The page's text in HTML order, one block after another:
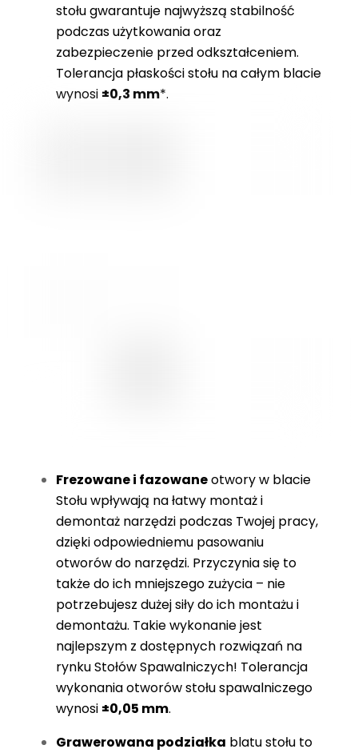
stołu gwarantuje najwyższą stabilność
podczas użytkowania oraz
zabezpieczenie przed odkształceniem.
Tolerancja płaskości stołu na całym blacie
wynosi ±0,3 mm*.
Frezowanei fazowaneotwory w blacie
Stołu wpływają na łatwy montaż i
demontaż narzędzi podczas Twojej pracy,
dzięki odpowiedniemu pasowaniu
otworów do narzędzi. Przyczynia się to
także do ich mniejszego zużycia – nie
potrzebujesz dużej siły do ich montażu i
demontażu. Takie wykonanie jest
najlepszym z dostępnych rozwiązań na
rynku Stołów Spawalniczych! Tolerancja
wykonania otworów stołu spawalniczego
wynosi ±0,05 mm.
Grawerowana podziałka blatu stołu to